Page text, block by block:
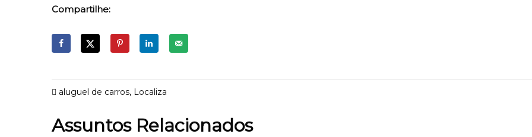
Compartilhe:
aluguel de carros, Localiza
Assuntos Relacionados